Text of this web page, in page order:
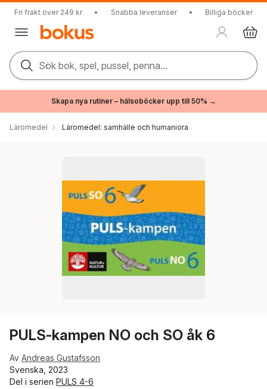
Fri frakt över 249 kr • Snabba leveranser • Billiga böcker
Sök bok, spel, pussel, penna...
Skapa nya rutiner – hälsoböcker upp till 50% →
Läromedel Läromedel: samhälle och humaniora
PULS-kampen NO och SO åk 6
Av Andreas Gustafsson
Svenska, 2023
Del i serien PULS 4-6